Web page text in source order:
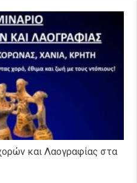
και Λαογραφίας στα